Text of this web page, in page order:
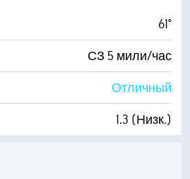
61°
СЗ 5 мили/час
Отличный
1.3 (Низк.)